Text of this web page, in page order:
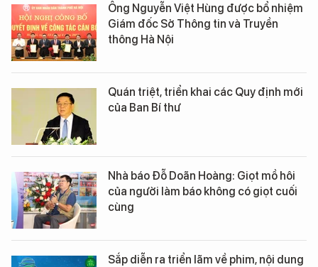
Ông Nguyễn Việt Hùng được bổ nhiệm
Giám đốc Sở Thông tin và Truyền
thông Hà Nội
Quán triệt, triển khai các Quy định mới
của Ban Bí thư
Nhà báo Đỗ Doãn Hoàng: Giọt mồ hôi
của người làm báo không có giọt cuối
cùng
Sắp diễn ra triển lãm về phim, nội dung